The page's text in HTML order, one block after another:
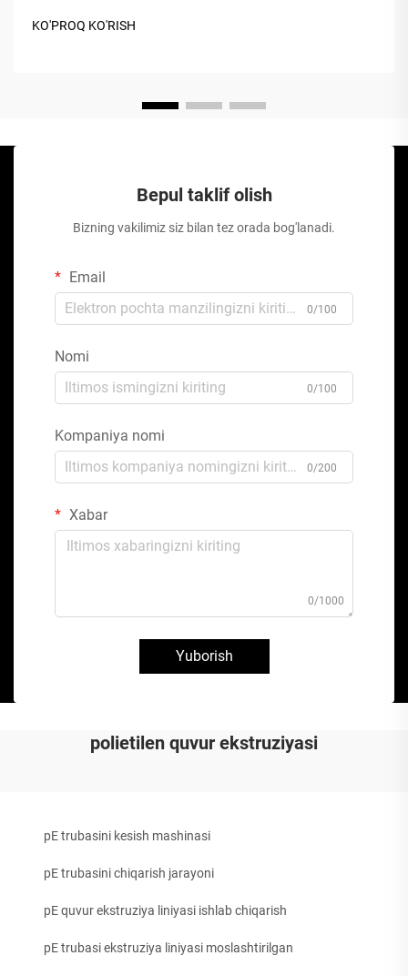
KO'PROQ KO'RISH
Bepul taklif olish
Bizning vakilimiz siz bilan tez orada bog'lanadi.
Email
0/100
Nomi
0/100
Kompaniya nomi
0/200
Xabar
0/1000
Yuborish
polietilen quvur ekstruziyasi
pE trubasini kesish mashinasi
pE trubasini chiqarish jarayoni
pE quvur ekstruziya liniyasi ishlab chiqarish
pE trubasi ekstruziya liniyasi moslashtirilgan